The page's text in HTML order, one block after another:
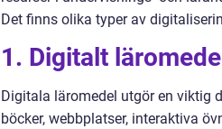
Det finns olika typer av
1. Digitalt
Digitala läromedel utgör en viktig
böcker, webbplatser, interaktiva